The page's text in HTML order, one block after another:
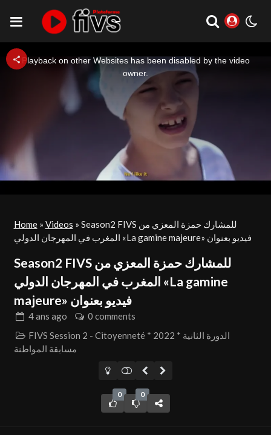
modal
window.
Playback on other Websites has been disabled by the video
owner.
Home» Videos » Season2 FIVS للمشارك حمزة المعزي من
المغرب في المهرجان الدولي «La gamine majeure» فيديو بعنوان
Season2 FIVS للمشارك حمزة المعزي من
المغرب في المهرجان الدولي «La gamine
majeure» فيديو بعنوان
4 ans ago
0 comments
FIVS Session 2 - Citoyenneté * 2022 * الدورة الثانية
مسابقة المواطنة
0 0